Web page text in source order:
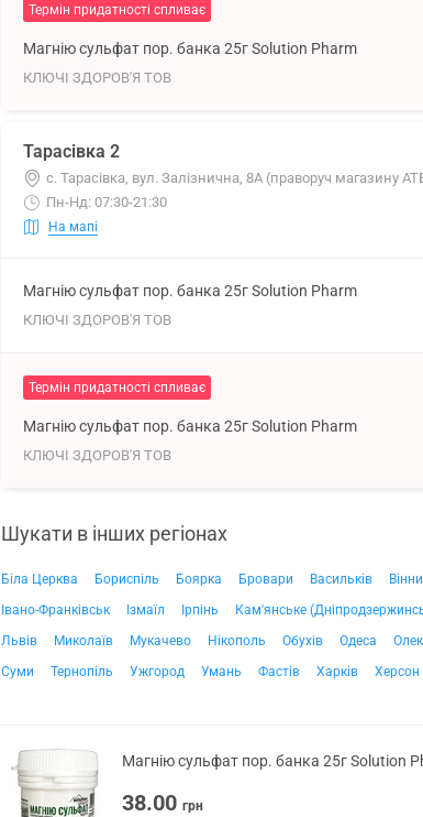
Термін придатності спливає
Магнію сульфат пор. банка 25г Solution Pharm
КЛЮЧІ ЗДОРОВ'Я ТОВ
Тарасівка 2
с. Тарасівка, вул. Залізнична, 8А (праворуч магазину
Пн-Нд: 07:30-21:30
На мапі
Магнію сульфат пор. банка 25г Solution Pharm
КЛЮЧІ ЗДОРОВ'Я ТОВ
Термін придатності спливає
Магнію сульфат пор. банка 25г Solution Pharm
КЛЮЧІ ЗДОРОВ'Я ТОВ
Шукати в інших регіонах
Біла Церква Бориспіль Боярка Бровари Васильків
Івано-Франківськ
Ізмаїл Ірпінь Кам'янське
Львів
Миколаїв Мукачево Нікополь Обухів Одеса
Суми
Тернопіль Ужгород Умань Фастів Харків Херсон
Магнію сульфат пор. банка 25г Solution
38.00 грн